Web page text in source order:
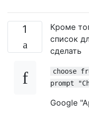
1
Кроме
список
сделать
choose
prompt
Google